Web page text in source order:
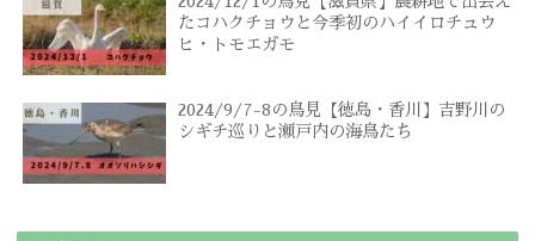
たコハクチョウと今季初のハイイロチュウ
ヒ・トモエガモ
2024/9/7-8の鳥見【徳島・香川】吉野川の
シギチ巡りと瀬戸内の海鳥たち